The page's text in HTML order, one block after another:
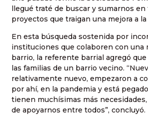
llegué traté de buscar y sumarnos en
proyectos que traigan una mejora a la
En esta búsqueda sostenida por
instituciones que colaboren con una
barrio, la referente barrial agregó
las familias de un barrio vecino.
relativamente nuevo, empezaron a
por ahí, en la pandemia y está
tienen muchísimas más
de apoyarnos entre todos”, concluyó.